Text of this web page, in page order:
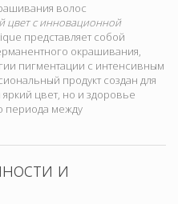
волос
цвет с инновационной
представляет собой
окрашивания,
пигментации с интенсивным
продукт создан для
яркий цвет, но и здоровье
периода между
и